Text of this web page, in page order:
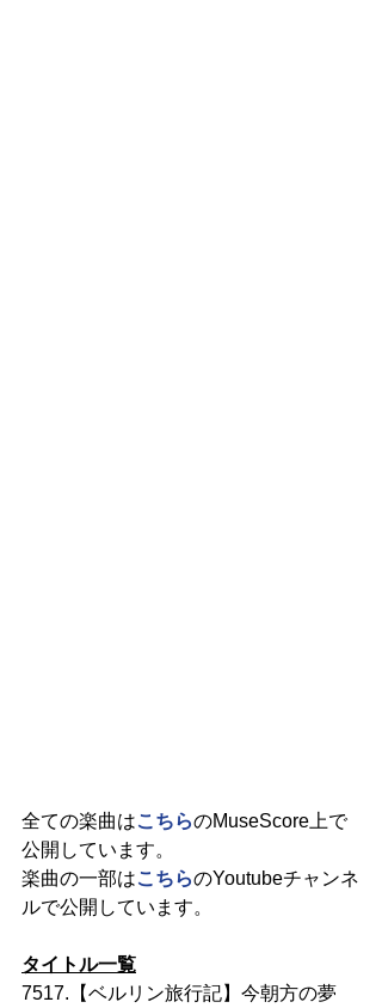
全ての楽曲はこちらのMuseScore上で
公開しています。
楽曲の一部はこちらのYoutubeチャンネ
ルで公開しています。
タイトル一覧
7517.【ベルリン旅行記】今朝方の夢